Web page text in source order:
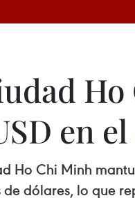
en
Ho Chi Minh
dólares, lo que